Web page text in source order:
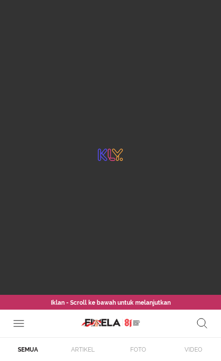
Iklan - Scroll ke bawah untuk melanjutkan
SEMUA ARTIKEL FOTO VIDEO